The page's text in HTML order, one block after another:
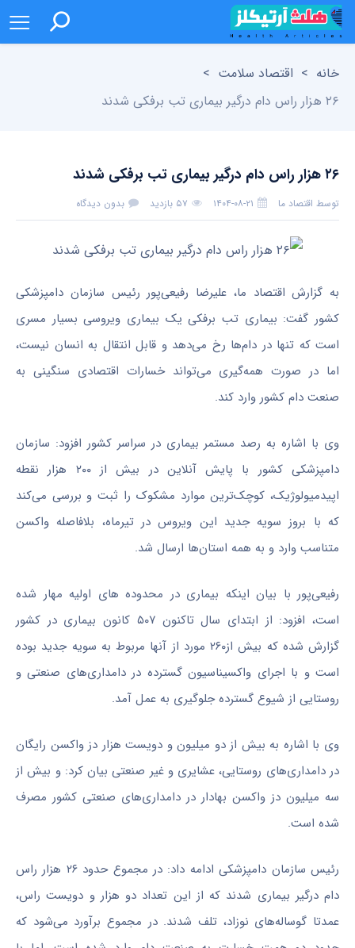
خانه > اقتصاد سلامت >
۲۶ هزار راس دام درگیر بیماری تب برفکی شدند
۲۶ هزار راس دام درگیر بیماری تب برفکی شدند
توسط اقتصاد ما ۱۴۰۴-۰۸-۲۱ ۵۷ بازدید بدون دیدگاه
به گزارش اقتصاد ما، علیرضا رفیعی‌پور رئیس سازمان دامپزشکی
کشور گفت: بیماری تب برفکی یک بیماری ویروسی بسیار مسری
است که تنها در دام‌ها رخ می‌دهد و قابل انتقال به انسان نیست،
اما در صورت همه‌گیری می‌تواند خسارات اقتصادی سنگینی به
صنعت دام کشور وارد کند.
وی با اشاره به رصد مستمر بیماری در سراسر کشور افزود: سازمان
دامپزشکی کشور با پایش آنلاین در بیش از ۲۰۰ هزار نقطه
اپیدمیولوژیک، کوچک‌ترین موارد مشکوک را ثبت و بررسی می‌کند
که با بروز سویه جدید این ویروس در تیرماه، بلافاصله واکسن
متناسب وارد و به همه استان‌ها ارسال شد.
رفیعی‌پور با بیان اینکه بیماری در محدوده های اولیه مهار شده
است، افزود: از ابتدای سال تاکنون ۵۰۷ کانون بیماری در کشور
گزارش شده که بیش از۲۶۰ مورد از آنها مربوط به سویه جدید بوده
است و با اجرای واکسیناسیون گسترده در دامداری‌های صنعتی و
روستایی از شیوع گسترده جلوگیری به عمل آمد.
وی با اشاره به بیش از دو میلیون و دویست هزار دز واکسن رایگان
در دامداری‌های روستایی، عشایری و غیر صنعتی بیان کرد: و بیش از
سه میلیون دز واکسن بهادار در دامداری‌های صنعتی کشور مصرف
شده است.
رئیس سازمان دامپزشکی ادامه داد: در مجموع حدود ۲۶ هزار راس
دام درگیر بیماری شدند که از این تعداد دو هزار و دویست راس،
عمدتا گوساله‌های نوزاد، تلف شدند. در مجموع برآورد می‌شود که